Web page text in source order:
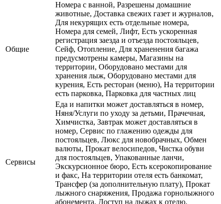
Общие
Номера с ванной, Разрешены домашние
животные, Доставка свежих газет и журналов,
Для некурящих есть отдельные номера,
Номера для семей, Лифт, Есть ускоренная
регистрация заезда и отъезда постояльцев,
Сейф, Отопление, Для храненения багажа
предусмотрены камеры, Магазины на
территории, Оборудовано местами для
хранения лыж, Оборудовано местами для
курения, Есть ресторан (меню), На территории
есть парковка, Парковка для частных лиц
Сервисы
Еда и напитки может доставляться в номер,
Няня/Услуги по уходу за детьми, Прачечная,
Химчистка, Завтрак может доставляться в
номер, Сервис по глажению одежды для
постояльцев, Люкс для новобрачных, Обмен
валюты, Прокат велосипедов, Чистка обуви
для постояльцев, Упакованные ланчи,
Экскурсионное бюро, Есть ксерокопирование
и факс, На территории отеля есть банкомат,
Трансфер (за дополнительную плату), Прокат
лыжного снаряжения, Продажа горнолыжного
абонемента, Доступ на лыжах к отелю,